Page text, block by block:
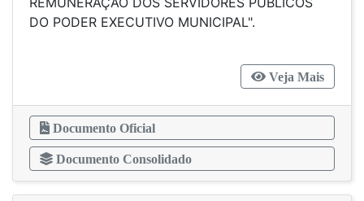
DO PODER EXECUTIVO MUNICIPAL".
Veja Mais
Documento Oficial
Documento Consolidado